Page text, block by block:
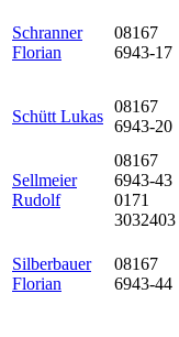
Schranner
Florian
08167
6943-17
Schütt Lukas
08167
6943-20
Sellmeier
Rudolf
08167
6943-43
0171
3032403
Silberbauer
Florian
08167
6943-44